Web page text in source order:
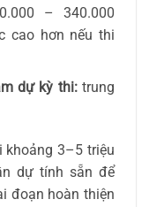
– 340.000
cao hơn nếu thi
dự kỳ thi:trung
3–5 triệu
dự tính sẵn để
đoạn hoàn thiện